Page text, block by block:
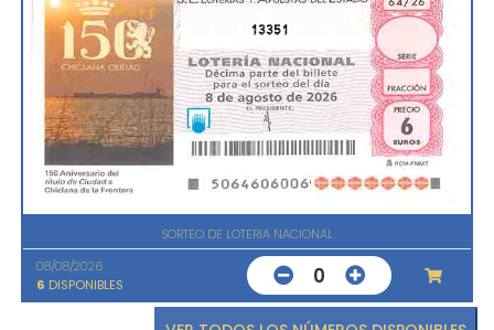
13351
SORTEO DE LOTERIA NACIONAL
08/08/2026
6 DISPONIBLES 0